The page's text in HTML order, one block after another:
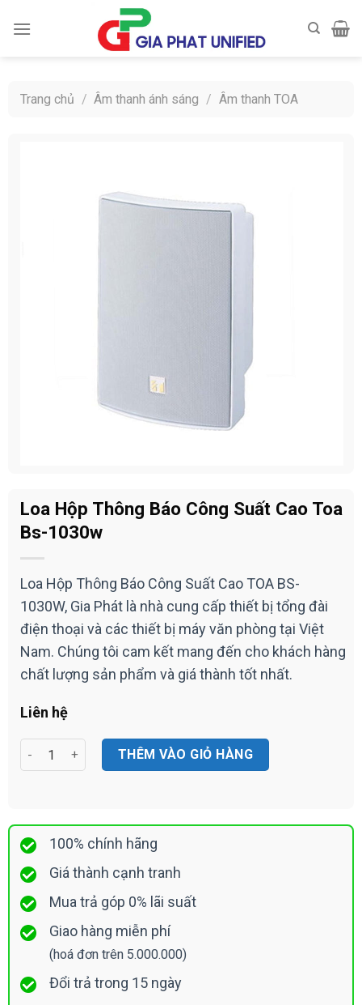
Trang chủ / Âm thanh ánh sáng / Âm thanh TOA
Loa Hộp Thông Báo Công Suất Cao Toa
Bs-1030w
Loa Hộp Thông Báo Công Suất Cao TOA BS-
1030W, Gia Phát là nhà cung cấp thiết bị tổng đài
điện thoại và các thiết bị máy văn phòng tại Việt
Nam. Chúng tôi cam kết mang đến cho khách hàng
chất lượng sản phẩm và giá thành tốt nhất.
Liên hệ
Loa Hộp Thông Báo Công Suất Cao Toa Bs-1030w số lượng
THÊM VÀO GIỎ HÀNG
100% chính hãng
Giá thành cạnh tranh
Mua trả góp 0% lãi suất
Giao hàng miễn phí
(hoá đơn trên 5.000.000)
Đổi trả trong 15 ngày